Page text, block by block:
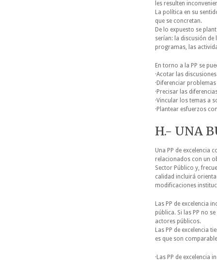
les resulten
La política en su
que se concretan.
De lo expuesto se
serían: la discusión de
programas, las
En torno a la PP se
·Acotar las
·Diferenciar
·Precisar las
·Vincular los temas a
·Plantear esfuerzos
H.- UNA
Una PP de excelencia
relacionados con un
Sector Público y,
calidad incluirá
modificaciones
Las PP de excelencia
pública. Si las PP no
actores públicos.
Las PP de excelencia
es que son
·Las PP de